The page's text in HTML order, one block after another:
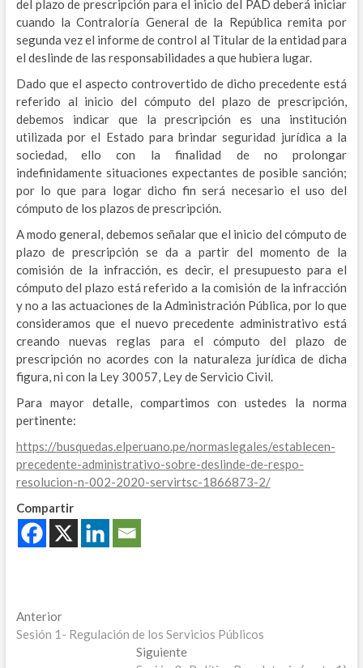
del plazo de prescripción para el inicio del PAD deberá iniciar
cuando la Contraloría General de la República remita por
segunda vez el informe de control al Titular de la entidad para
el deslinde de las responsabilidades a que hubiera lugar.
Dado que el aspecto controvertido de dicho precedente está
referido al inicio del cómputo del plazo de prescripción,
debemos indicar que la prescripción es una institución
utilizada por el Estado para brindar seguridad jurídica a la
sociedad, ello con la finalidad de no prolongar
indefinidamente situaciones expectantes de posible sanción;
por lo que para logar dicho fin será necesario el uso del
cómputo de los plazos de prescripción.
A modo general, debemos señalar que el inicio del cómputo de
plazo de prescripción se da a partir del momento de la
comisión de la infracción, es decir, el presupuesto para el
cómputo del plazo está referido a la comisión de la infracción
y no a las actuaciones de la Administración Pública, por lo que
consideramos que el nuevo precedente administrativo está
creando nuevas reglas para el cómputo del plazo de
prescripción no acordes con la naturaleza jurídica de dicha
figura, ni con la Ley 30057, Ley de Servicio Civil.
Para mayor detalle, compartimos con ustedes la norma
pertinente:
https://busquedas.elperuano.pe/normaslegales/establecen-
precedente-administrativo-sobre-deslinde-de-respo-
resolucion-n-002-2020-servirtsc-1866873-2/
Compartir
Navegación
de
AnteriorEntrada
anterior:
Sesión 1- Regulación de los Servicios Públicos
SiguienteEntrada